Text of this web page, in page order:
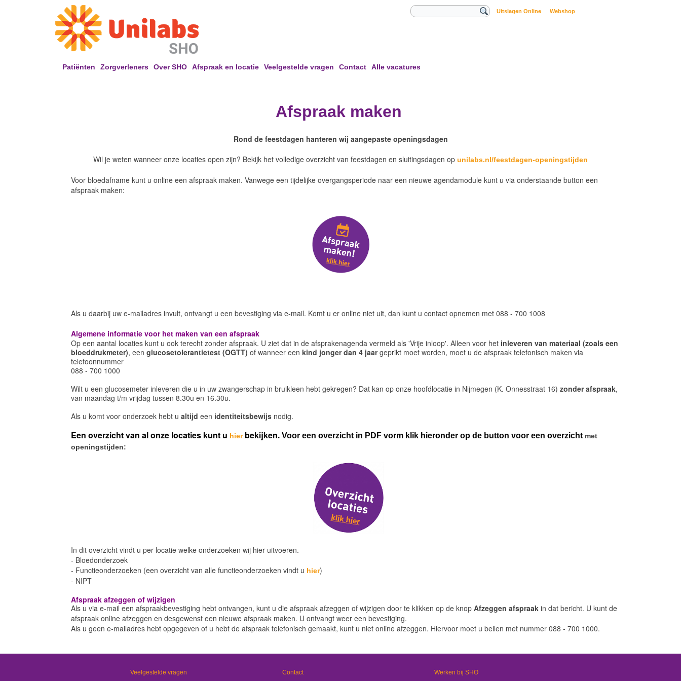
Uitslagen Online Webshop
Patiënten Zorgverleners Over SHO Afspraak en locatie Veelgestelde vragen Contact Alle vacatures
Afspraak maken
Rond de feestdagen hanteren wij aangepaste openingsdagen
Wil je weten wanneer onze locaties open zijn? Bekijk het volledige overzicht van feestdagen en sluitingsdagen op unilabs.nl/feestdagen-openingstijden
Voor bloedafname kunt u online een afspraak maken. Vanwege een tijdelijke overgangsperiode naar een nieuwe agendamodule kunt u via onderstaande button een
afspraak maken:
Als u daarbij uw e-mailadres invult, ontvangt u een bevestiging via e-mail. Komt u er online niet uit, dan kunt u contact opnemen met 088 - 700 1008
Algemene informatie voor het maken van een afspraak
Op een aantal locaties kunt u ook terecht zonder afspraak. U ziet dat in de afsprakenagenda vermeld als 'Vrije inloop'. Alleen voor het inleveren van materiaal (zoals een
bloeddrukmeter), een glucosetolerantietest (OGTT) of wanneer een kind jonger dan 4 jaargeprikt moet worden, moet u de afspraak telefonisch maken via
telefoonnummer
088 - 700 1000
Wilt u een glucosemeter inleveren die u in uw zwangerschap in bruikleen hebt gekregen? Dat kan op onze hoofdlocatie in Nijmegen (K. Onnesstraat 16) zonder afspraak,
van maandag t/m vrijdag tussen 8.30u en 16.30u.
Als u komt voor onderzoek hebt u altijd een identiteitsbewijsnodig.
Een overzicht van al onze locaties kunt u hier bekijken. Voor een overzicht in PDF vorm klik hieronder op de button voor een overzicht met
openingstijden:
In dit overzicht vindt u per locatie welke onderzoeken wij hier uitvoeren.
- Bloedonderzoek
- Functieonderzoeken (een overzicht van alle functieonderzoeken vindt u hier)
- NIPT
Afspraak afzeggen of wijzigen
Als u via e-mail een afspraakbevestiging hebt ontvangen, kunt u die afspraak afzeggen of wijzigen door te klikken op de knop Afzeggen afspraakin dat bericht. U kunt de
afspraak online afzeggen en desgewenst een nieuwe afspraak maken. U ontvangt weer een bevestiging.
Als u geen e-mailadres hebt opgegeven of u hebt de afspraak telefonisch gemaakt, kunt u niet online afzeggen. Hiervoor moet u bellen met nummer 088 - 700 1000.
Veelgestelde vragen Contact Werken bij SHO